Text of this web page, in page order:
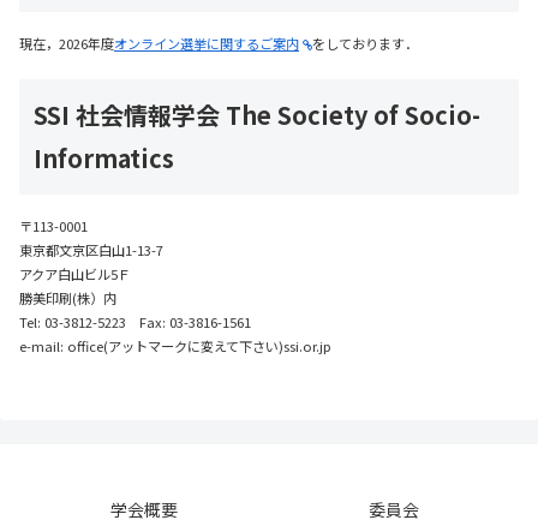
現在，2026年度オンライン選挙に関するご案内 をしております．
SSI 社会情報学会 The Society of Socio-
Informatics
〒113-0001
東京都文京区白山1-13-7
アクア白山ビル5Ｆ
勝美印刷(株）内
Tel: 03-3812-5223 Fax: 03-3816-1561
e-mail: office(アットマークに変えて下さい)ssi.or.jp
学会概要
委員会